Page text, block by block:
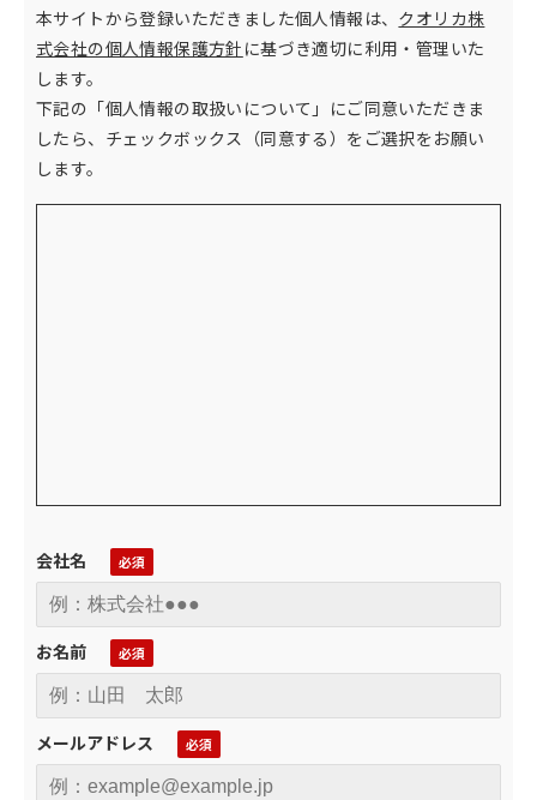
本サイトから登録いただきました個人情報は、 クオリカ株
式会社の個人情報保護方針 に基づき適切に利用・管理いた
します。
下記の「個人情報の取扱いについて」にご同意いただきま
したら、チェックボックス（同意する）をご選択をお願い
します。
会社名
お名前
メールアドレス